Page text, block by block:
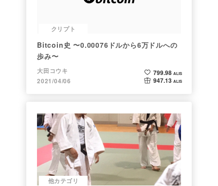
クリプト
Bitcoin史 〜0.00076ドルから6万ドルへの
歩み〜
大田コウキ
2021/04/06
799.98 ALIS
947.13 ALIS
他カテゴリ